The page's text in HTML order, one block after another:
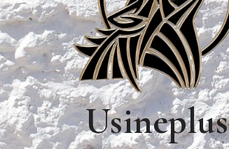
Usineplus